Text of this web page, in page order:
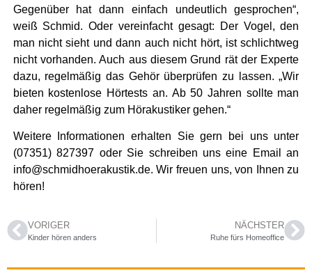
Gegenüber hat dann einfach undeutlich gesprochen“,
weiß Schmid. Oder vereinfacht gesagt: Der Vogel, den
man nicht sieht und dann auch nicht hört, ist schlichtweg
nicht vorhanden. Auch aus diesem Grund rät der Experte
dazu, regelmäßig das Gehör überprüfen zu lassen. „Wir
bieten kostenlose Hörtests an. Ab 50 Jahren sollte man
daher regelmäßig zum Hörakustiker gehen.“
Weitere Informationen erhalten Sie gern bei uns unter
(07351) 827397 oder Sie schreiben uns eine Email an
info@schmidhoerakustik.de. Wir freuen uns, von Ihnen zu
hören!
VORIGER
Kinder hören anders
NÄCHSTER
Ruhe fürs Homeoffice